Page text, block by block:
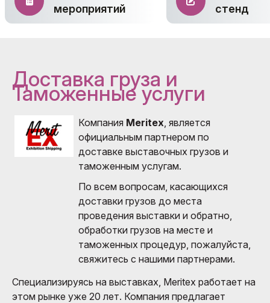
мероприятий
стенд
Доставка груза и
Таможенные услуги
Компания Meritex , является
официальным партнером по
доставке выставочных грузов и
таможенным услугам.
По всем вопросам, касающихся
доставки грузов до места
проведения выставки и обратно,
обработки грузов на месте и
таможенных процедур, пожалуйста,
свяжитесь с нашими партнерами.
Специализируясь на выставках, Meritex работает на
этом рынке уже 20 лет. Компания предлагает